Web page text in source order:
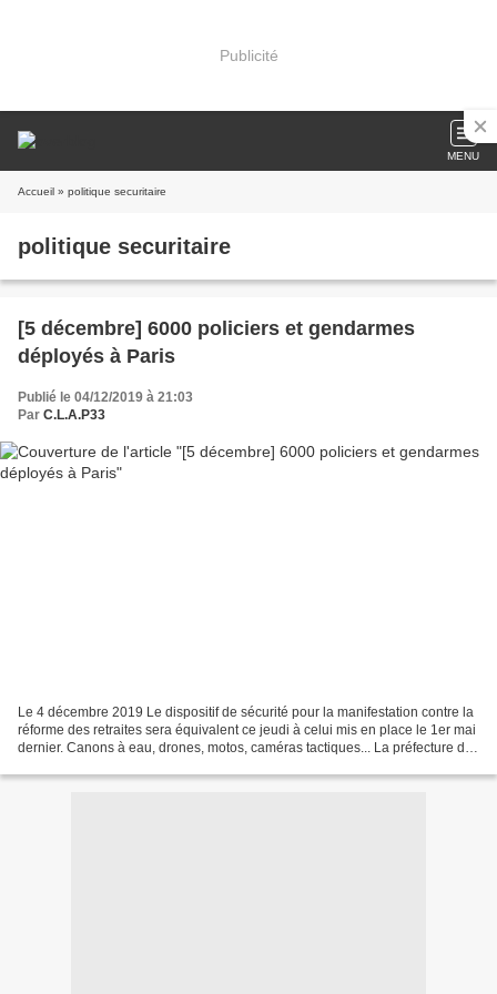
Publicité
MENU
Accueil » politique securitaire
politique securitaire
[5 décembre] 6000 policiers et gendarmes
déployés à Paris
Publié le 04/12/2019 à 21:03
Par C.L.A.P33
Le 4 décembre 2019 Le dispositif de sécurité pour la manifestation contre la
réforme des retraites sera équivalent ce jeudi à celui mis en place le 1er mai
dernier. Canons à eau, drones, motos, caméras tactiques... La préfecture de